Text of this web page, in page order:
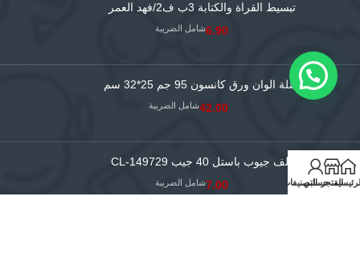
تبسيط القراة والكتابة 3ب ف2/فهد العمر
6.90شامل الضريبة
بتلة الوان ورق كانسون 95 جم 25*32 سم
42.00شامل الضريبة
ملف جيوب باستل 40 جيب CL-149729
7.00شامل الضريبة المتجرحسابيالتصنيفات